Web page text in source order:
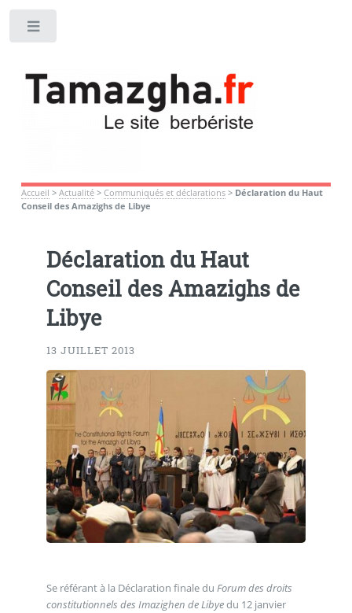
Accueil > Actualité> Communiqués et déclarations> Déclaration du Haut
Conseil des Amazighs de Libye
Déclaration du Haut
Conseil des Amazighs de
Libye
13 JUILLET 2013
Se référant à la Déclaration finale du Forum des droits
constitutionnels des Imazighen de Libyedu 12 janvier